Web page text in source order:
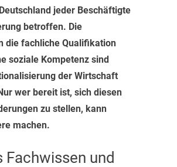
jeder Beschäftigte
betroffen. Die
die fachliche Qualifikation
soziale Kompetenz sind
der Wirtschaft
wer bereit ist, sich diesen
zu stellen, kann
machen.
Fachwissen und